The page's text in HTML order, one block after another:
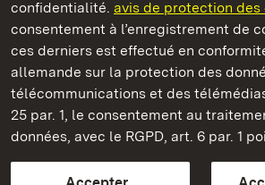
confidentialité. avis de protection des
consentement à l’enregistrement de
ces derniers est effectué en
allemande sur la protection des
télécommunications et des
25 par. 1, le consentement au
données, avec le RGPD, art. 6 par. 1
Châteaux et jardins publics du Bade-
ContactFAQ et réponsesMentions
Protection des données
Explications sur l’accessibilité
BITV-konform (geprüfte Seiten)